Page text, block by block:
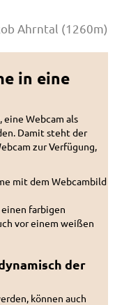
Ahrntal (1260m)
in eine
Webcam als
Damit steht der
zur Verfügung,
mit dem Webcambild
farbigen
vor einem weißen
der
können auch